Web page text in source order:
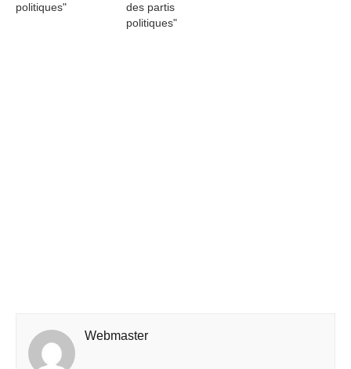
politiques"
des partis
politiques"
Webmaster